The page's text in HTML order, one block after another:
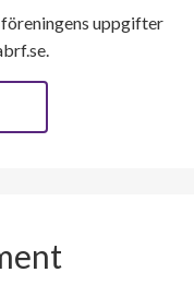
uppgifter